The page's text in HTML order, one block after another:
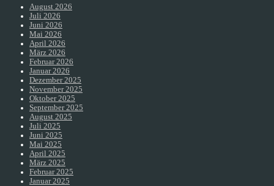
August 2026
Juli 2026
Juni 2026
Mai 2026
April 2026
März 2026
Februar 2026
Januar 2026
Dezember 2025
November 2025
Oktober 2025
September 2025
August 2025
Juli 2025
Juni 2025
Mai 2025
April 2025
März 2025
Februar 2025
Januar 2025